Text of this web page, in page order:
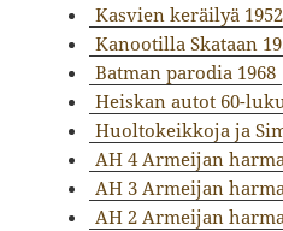
Kasvien keräilyä
Kanootilla Skataan
Batman parodia 1968
Heiskan autot 60-
Huoltokeikkoja ja
AH 4 Armeijan
AH 3 Armeijan
AH 2 Armeijan